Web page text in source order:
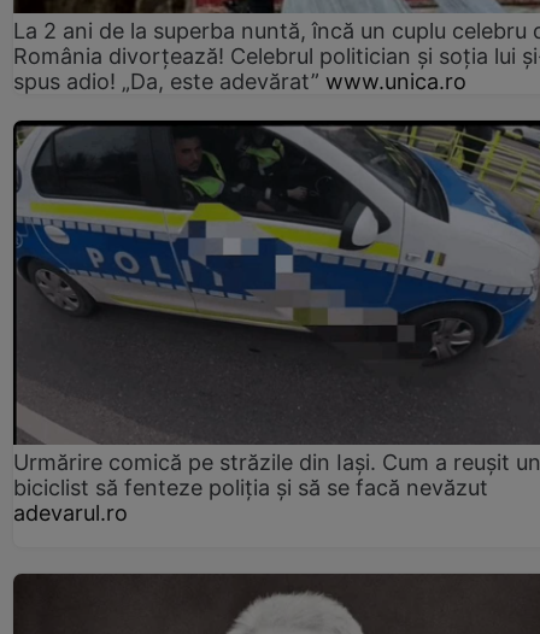
La 2 ani de la superba nuntă, încă un cuplu celebru
România divorțează! Celebrul politician și soția lui
spus adio! „Da, este adevărat” www.unica.ro
Urmărire comică pe străzile din Iași. Cum a reușit un
biciclist să fenteze poliția și să se facă nevăzut
adevarul.ro